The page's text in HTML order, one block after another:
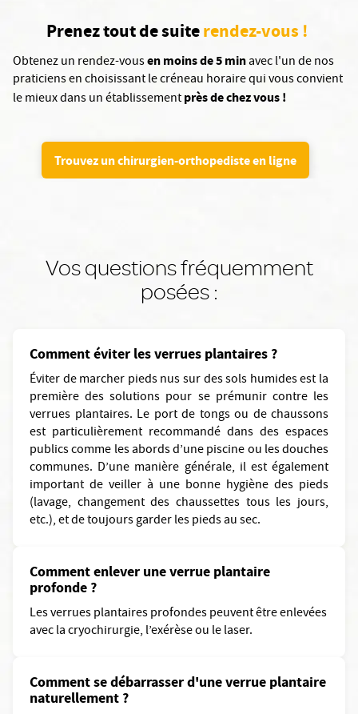
Prenez tout de suiterendez-vous !
Obtenez un rendez-vousen moins de 5 minavec l'un de nos
praticiens en choisissant le créneau horaire qui vous convient
le mieux dans un établissementprès de chez vous !
Trouvez un chirurgien-orthopediste en ligne
Vos questions fréquemment
posées :
Comment éviter les verrues plantaires ?
Éviter de marcher pieds nus sur des sols humides est la
première des solutions pour se prémunir contre les
verrues plantaires. Le port de tongs ou de chaussons
est particulièrement recommandé dans des espaces
publics comme les abords d’une piscine ou les douches
communes. D’une manière générale, il est également
important de veiller à une bonne hygiène des pieds
(lavage, changement des chaussettes tous les jours,
etc.), et de toujours garder les pieds au sec.
Comment enlever une verrue plantaire
profonde ?
Les verrues plantaires profondes peuvent être enlevées
avec la cryochirurgie, l’exérèse ou le laser.
Comment se débarrasser d'une verrue plantaire
naturellement ?